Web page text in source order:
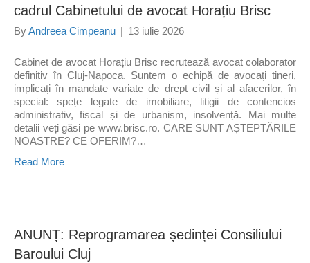
cadrul Cabinetului de avocat Horațiu Brisc
ByAndreea Cimpeanu | 13 iulie 2026
Cabinet de avocat Horațiu Brisc recrutează avocat colaborator
definitiv în Cluj-Napoca. Suntem o echipă de avocați tineri,
implicați în mandate variate de drept civil și al afacerilor, în
special: spețe legate de imobiliare, litigii de contencios
administrativ, fiscal și de urbanism, insolvență. Mai multe
detalii veți găsi pe www.brisc.ro. CARE SUNT AȘTEPTĂRILE
NOASTRE? CE OFERIM?…
Read More
ANUNȚ: Reprogramarea ședinței Consiliului
Baroului Cluj